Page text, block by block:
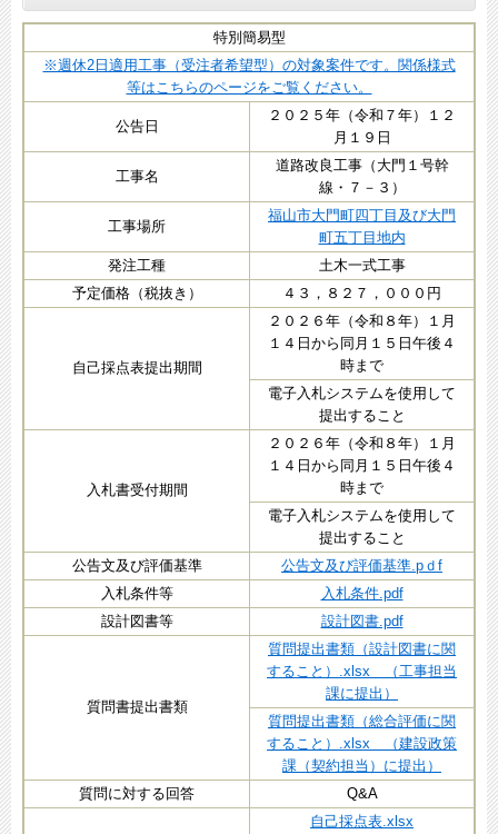
特別簡易型
※週休2日適用工事（受注者希望型）の対象案件です。関係様式
等はこちらのページをご覧ください。
公告日
２０２５年（令和７年）１２
月１９日
工事名
道路改良工事（大門１号幹
線・７－３）
工事場所
福山市大門町四丁目及び大門
町五丁目地内
発注工種
土木一式工事
予定価格（税抜き）
４３，８２７，０００円
自己採点表提出期間
２０２６年（令和８年）１月
１４日から同月１５日午後４
時まで
電子入札システムを使用して
提出すること
入札書受付期間
２０２６年（令和８年）１月
１４日から同月１５日午後４
時まで
電子入札システムを使用して
提出すること
公告文及び評価基準
公告文及び評価基準.pｄf
入札条件等
入札条件.pdf
設計図書等
設計図書.pdf
質問書提出書類
質問提出書類（設計図書に関
すること）.xlsx （工事担当
課に提出）
質問提出書類（総合評価に関
すること）.xlsx （建設政策
課（契約担当）に提出）
質問に対する回答
Q&A
自己採点表.xlsx